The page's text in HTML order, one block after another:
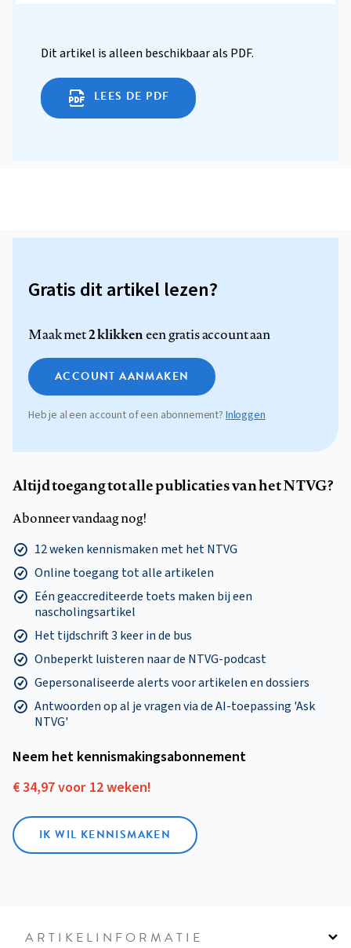
Dit artikel is alleen beschikbaar als PDF.
LEES DE PDF
Gratis dit artikel lezen?
Maak met2 klikkeneen gratis account aan
ACCOUNT AANMAKEN
Heb je al een account of een abonnement? Inloggen
Altijd toegang tot alle publicaties van het NTVG?
Abonneer vandaag nog!
12 weken kennismaken met het NTVG
Online toegang tot alle artikelen
Eén geaccrediteerde toets maken bij een
nascholingsartikel
Het tijdschrift 3 keer in de bus
Onbeperkt luisteren naar de NTVG-podcast
Gepersonaliseerde alerts voor artikelen en dossiers
Antwoorden op al je vragen via de AI-toepassing 'Ask
NTVG'
Neem het kennismakings­abonnement
€ 34,97 voor 12 weken!
IK WIL KENNISMAKEN
ARTIKELINFORMATIE